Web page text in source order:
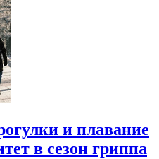
и плавание
в сезон гриппа